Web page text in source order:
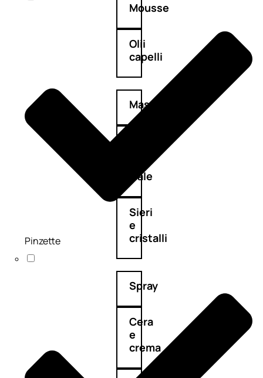
Mousse
Olii
capelli
Maschere
Fiale
Sieri
e
cristalli
Spray
Cera
e
crema
Pinzette